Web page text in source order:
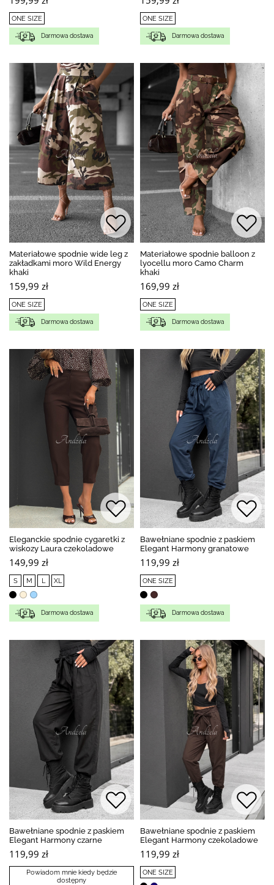
ONE SIZE
Darmowa dostawa
ONE SIZE
Darmowa dostawa
Materiałowe spodnie wide leg z
zakładkami moro Wild Energy
khaki
159,99 zł
ONE SIZE
Darmowa dostawa
Materiałowe spodnie balloon z
lyocellu moro Camo Charm
khaki
169,99 zł
ONE SIZE
Darmowa dostawa
Eleganckie spodnie cygaretki z
wiskozy Laura czekoladowe
149,99 zł
S M L XL
Darmowa dostawa
Bawełniane spodnie z paskiem
Elegant Harmony granatowe
119,99 zł
ONE SIZE
Darmowa dostawa
Bawełniane spodnie z paskiem
Elegant Harmony czarne
119,99 zł
Powiadom mnie kiedy będzie
dostępny
Bawełniane spodnie z paskiem
Elegant Harmony czekoladowe
119,99 zł
ONE SIZE